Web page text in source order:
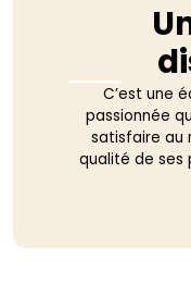
C’est une
passionnée
satisfaire au
qualité de ses